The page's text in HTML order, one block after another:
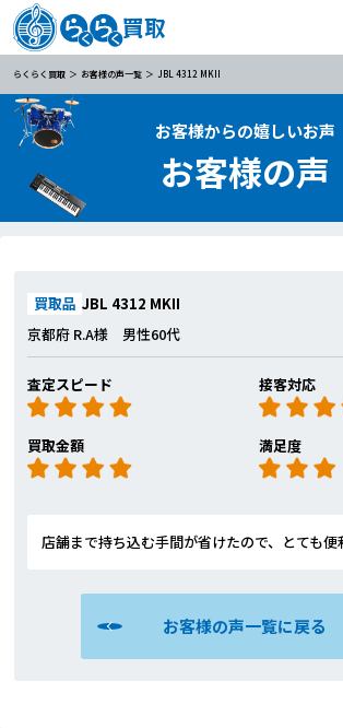
らくらく買取 お客様の声一覧 JBL 4312 MKII
お客様からの嬉しいお声
お客様の声
買取品 JBL 4312 MKII
京都府 R.A様 男性60代
査定スピード 接客対応
買取金額 満足度
店舗まで持ち込む手間が省けたので、とても便
お客様の声一覧に戻る